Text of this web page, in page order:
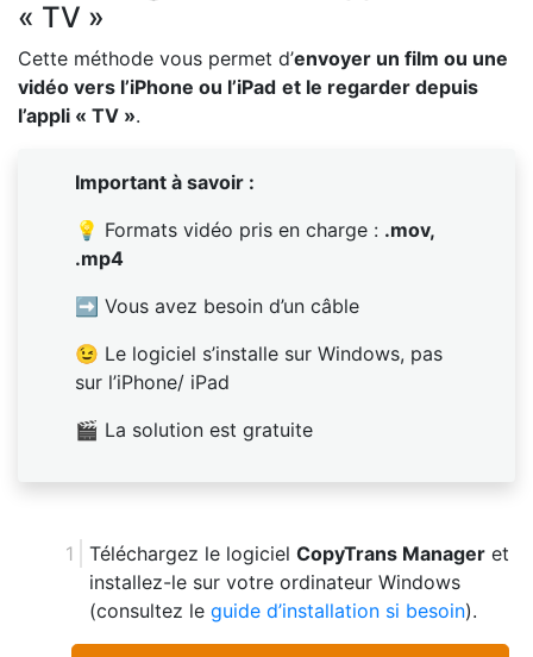
« TV »
Cette méthode vous permet d’envoyer un film ou une
vidéo vers l’iPhone ou l’iPad et le regarder depuis
l’appli « TV ».
Important à savoir :
💡 Formats vidéo pris en charge : .mov,
.mp4
➡ Vous avez besoin d’un câble
😉 Le logiciel s’installe sur Windows, pas
sur l’iPhone/ iPad
🎬 La solution est gratuite
Téléchargez le logiciel CopyTrans Manager et
installez-le sur votre ordinateur Windows
(consultez le guide d’installation si besoin).